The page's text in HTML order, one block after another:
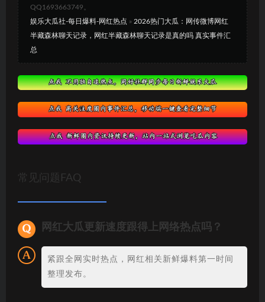
QQ1693663749。
娱乐大瓜社-每日爆料-网红热点 » 2026热门大瓜：网传微博网红
半藏森林聊天记录，网红半藏森林聊天记录是真的吗 真实事件汇
总
常见问题FAQ
网红大瓜更新速度跟得上网络热点吗？
紧跟全网实时热点，网红相关新鲜爆料第一时间
整理发布。